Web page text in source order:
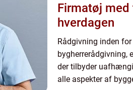
Firmatøj
hverdagen
Rådgivning inden
bygherrerådgivning,
der tilbyder
alle aspekter af